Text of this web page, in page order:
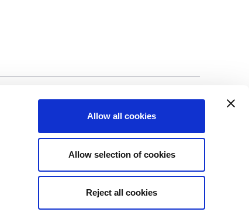
Allow all cookies
Allow selection of cookies
Reject all cookies
©Biscuit International 2023